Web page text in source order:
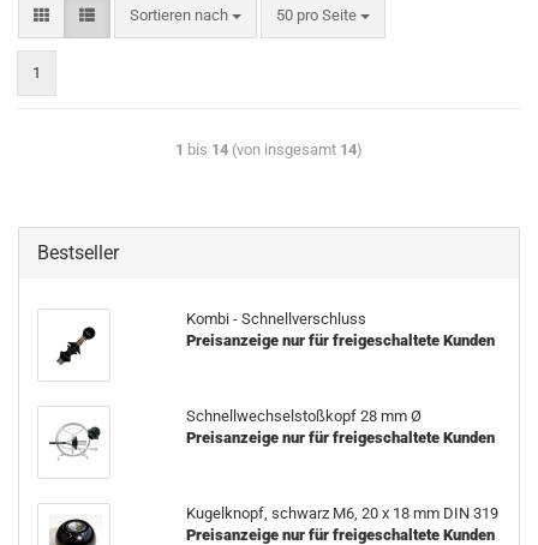
Sortieren nach 50 pro Seite
1
1 bis 14 (von insgesamt 14)
Bestseller
Kombi - Schnellverschluss
Preisanzeige nur für freigeschaltete Kunden
Schnellwechselstoßkopf 28 mm Ø
Preisanzeige nur für freigeschaltete Kunden
Kugelknopf, schwarz M6, 20 x 18 mm DIN 319
Preisanzeige nur für freigeschaltete Kunden